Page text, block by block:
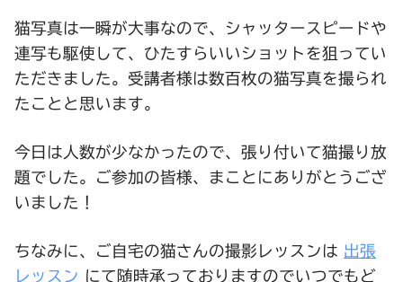
猫写真は一瞬が大事なので、シャッタースピードや
連写も駆使して、ひたすらいいショットを狙ってい
ただきました。受講者様は数百枚の猫写真を撮られ
たことと思います。
今日は人数が少なかったので、張り付いて猫撮り放
題でした。ご参加の皆様、まことにありがとうござ
いました！
ちなみに、ご自宅の猫さんの撮影レッスンは 出張
レッスン にて随時承っておりますのでいつでもど